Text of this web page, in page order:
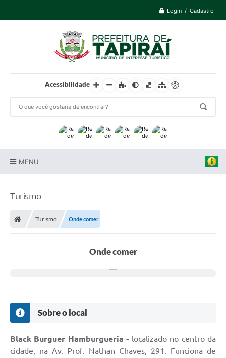
Login / Cadastro
Acessibilidade
MENU
Portal de Leis
Radar TP
Turismo
Turismo Onde comer
Onde comer
Sobre o local
Black Burguer Hamburgueria - localizado no centro da
cidade, na Av. Prof. Nathan Chaves, 291. Funciona de